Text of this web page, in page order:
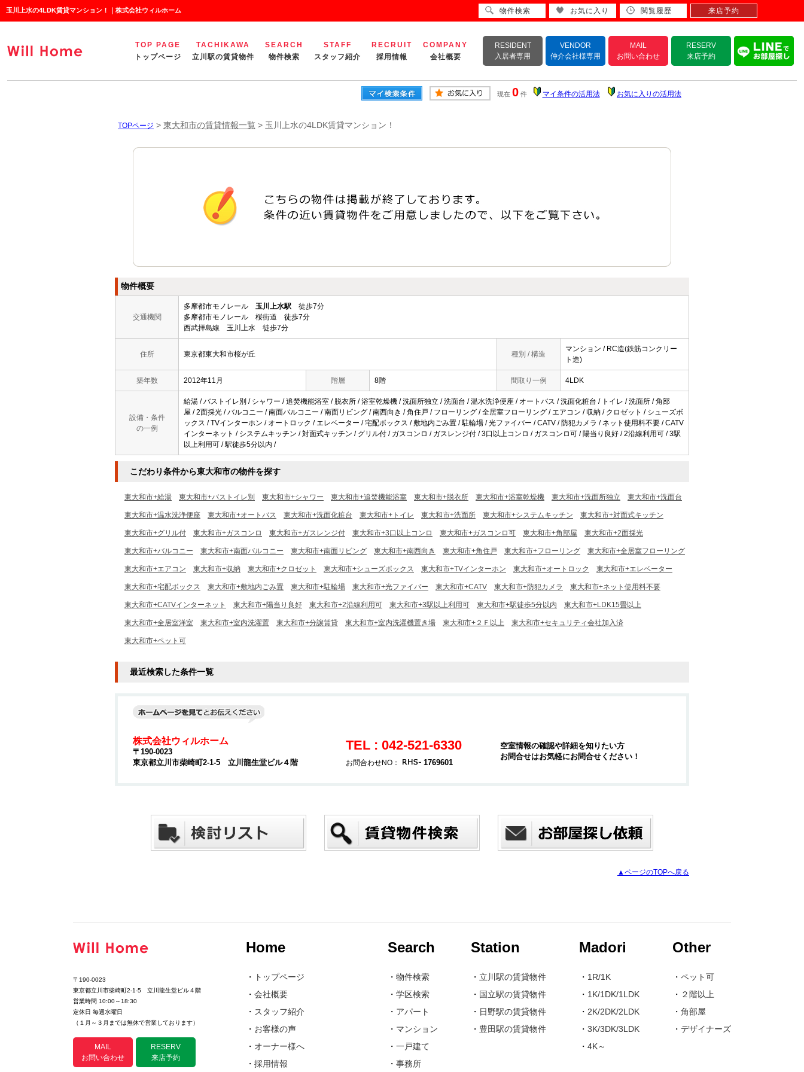
玉川上水の4LDK賃貸マンション！｜株式会社ウィルホーム
TOP PAGE
トップページ
TACHIKAWA
立川駅の賃貸物件
SEARCH
物件検索
STAFF
スタッフ紹介
RECRUIT
採用情報
COMPANY
会社概要
RESIDENT
入居者専用
VENDOR
仲介会社様専用
MAIL
お問い合わせ
RESERV
来店予約
現在 0 件 マイ条件の活用法 お気に入りの活用法
TOPページ > 東大和市の賃貸情報一覧 > 玉川上水の4LDK賃貸マンション！
物件概要
交通機関
多摩都市モノレール 玉川上水駅 徒歩7分
多摩都市モノレール 桜街道 徒歩7分
西武拝島線 玉川上水 徒歩7分
住所 東京都東大和市桜が丘 種別 / 構造
マンション / RC造(鉄筋コンクリー
ト造)
築年数 2012年11月 階層 8階 間取り一例 4LDK
設備・条件
の一例
給湯 / バストイレ別 / シャワー / 追焚機能浴室 / 脱衣所 / 浴室乾燥機 / 洗面所独立 / 洗面台 / 温水洗浄便座 / オートバス / 洗面化粧台 / トイレ / 洗面所 / 角部
屋 / 2面採光 / バルコニー / 南面バルコニー / 南面リビング / 南西向き / 角住戸 / フローリング / 全居室フローリング / エアコン / 収納 / クロゼット / シューズボ
ックス / TVインターホン / オートロック / エレベーター / 宅配ボックス / 敷地内ごみ置 / 駐輪場 / 光ファイバー / CATV / 防犯カメラ / ネット使用料不要 / CATV
インターネット / システムキッチン / 対面式キッチン / グリル付 / ガスコンロ / ガスレンジ付 / 3口以上コンロ / ガスコンロ可 / 陽当り良好 / 2沿線利用可 / 3駅
以上利用可 / 駅徒歩5分以内 /
こだわり条件から東大和市の物件を探す
東大和市+給湯 東大和市+バストイレ別 東大和市+シャワー 東大和市+追焚機能浴室 東大和市+脱衣所 東大和市+浴室乾燥機 東大和市+洗面所独立 東大和市+洗面台
東大和市+温水洗浄便座 東大和市+オートバス 東大和市+洗面化粧台 東大和市+トイレ 東大和市+洗面所 東大和市+システムキッチン 東大和市+対面式キッチン
東大和市+グリル付 東大和市+ガスコンロ 東大和市+ガスレンジ付 東大和市+3口以上コンロ 東大和市+ガスコンロ可 東大和市+角部屋 東大和市+2面採光
東大和市+バルコニー 東大和市+南面バルコニー 東大和市+南面リビング 東大和市+南西向き 東大和市+角住戸 東大和市+フローリング 東大和市+全居室フローリング
東大和市+エアコン 東大和市+収納 東大和市+クロゼット 東大和市+シューズボックス 東大和市+TVインターホン 東大和市+オートロック 東大和市+エレベーター
東大和市+宅配ボックス 東大和市+敷地内ごみ置 東大和市+駐輪場 東大和市+光ファイバー 東大和市+CATV 東大和市+防犯カメラ 東大和市+ネット使用料不要
東大和市+CATVインターネット 東大和市+陽当り良好 東大和市+2沿線利用可 東大和市+3駅以上利用可 東大和市+駅徒歩5分以内 東大和市+LDK15畳以上
東大和市+全居室洋室 東大和市+室内洗濯置 東大和市+分譲賃貸 東大和市+室内洗濯機置き場 東大和市+２Ｆ以上 東大和市+セキュリティ会社加入済
東大和市+ペット可
最近検索した条件一覧
株式会社ウィルホーム
〒190-0023
東京都立川市柴崎町2-1-5 立川龍生堂ビル４階
TEL : 042-521-6330
お問合わせNO： 1769601
空室情報の確認や詳細を知りたい方
お問合せはお気軽にお問合せください！
▲ページのTOPへ戻る
〒190-0023
東京都立川市柴崎町2-1-5 立川龍生堂ビル４階
営業時間 10:00～18:30
定休日 毎週水曜日
（１月～３月までは無休で営業しております）
MAIL
お問い合わせ
RESERV
来店予約
Home
・
トップページ
・ 会社概要
・ スタッフ紹介
・ お客様の声
・ オーナー様へ
・ 採用情報
Search
・ 物件検索
・ 学区検索
・ アパート
・ マンション
・ 一戸建て
・ 事務所
Station
・ 立川駅の賃貸物件
・ 国立駅の賃貸物件
・ 日野駅の賃貸物件
・ 豊田駅の賃貸物件
Madori
・ 1R/1K
・ 1K/1DK/1LDK
・ 2K/2DK/2LDK
・ 3K/3DK/3LDK
・ 4K～
Other
・ ペット可
・ ２階以上
・ 角部屋
・ デザイナーズ
物件検索 お気に入り 閲覧履歴 来店予約